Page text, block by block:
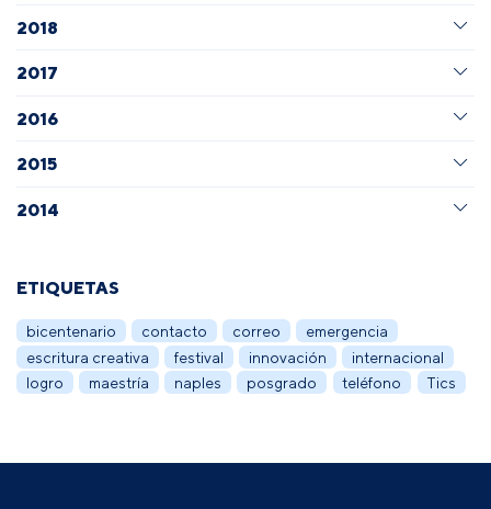
2018
2017
2016
2015
2014
ETIQUETAS
bicentenario contacto correo
emergencia
escritura creativa
festival innovación
internacional
logro
maestría naples posgrado teléfono Tics